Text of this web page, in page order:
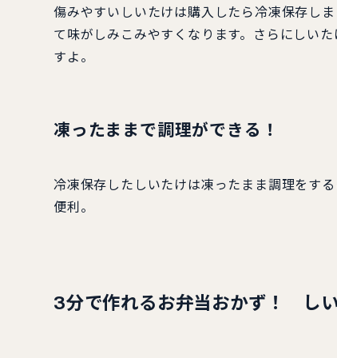
傷みやすいしいたけは購入したら冷凍保存し
て味がしみこみやすくなります。さらにしい
すよ。
凍ったままで調理ができる！
冷凍保存したしいたけは凍ったまま調理をす
便利。
3分で作れるお弁当おかず！ し